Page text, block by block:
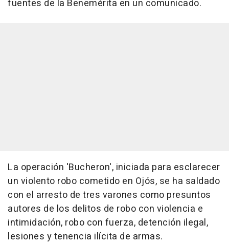
fuentes de la Benemérita en un comunicado.
La operación 'Bucheron', iniciada para esclarecer
un violento robo cometido en Ojós, se ha saldado
con el arresto de tres varones como presuntos
autores de los delitos de robo con violencia e
intimidación, robo con fuerza, detención ilegal,
lesiones y tenencia ilícita de armas.